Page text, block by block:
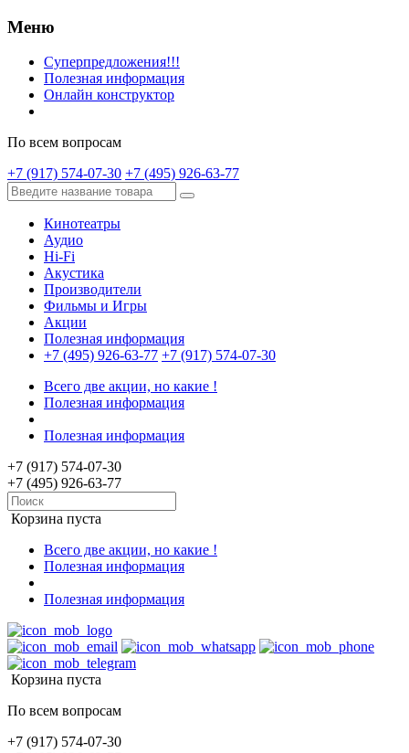
Меню
Суперпредложения!!!
Полезная информация
Онлайн конструктор
По всем вопросам
+7 (917) 574-07-30 +7 (495) 926-63-77
Кинотеатры
Аудио
Hi-Fi
Акустика
Производители
Фильмы и Игры
Акции
Полезная информация
+7 (495) 926-63-77 +7 (917) 574-07-30
Всего две акции, но какие !
Полезная информация
Полезная информация
+7 (917) 574-07-30
+7 (495) 926-63-77
Корзина пуста
Всего две акции, но какие !
Полезная информация
Полезная информация
Корзина пуста
По всем вопросам
+7 (917) 574-07-30